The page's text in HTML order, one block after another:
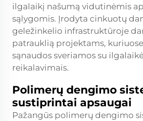
ilgalaikį našumą vidutinėmis
sąlygomis. Įrodyta cinkuotų
geležinkelio infrastruktūroje
patrauklią projektams,
sąnaudos sveriamos su
reikalavimais.
Polimerų dengimo
sustiprintai apsaugai
Pažangūs polimerų dengimo